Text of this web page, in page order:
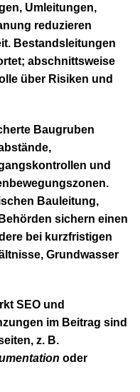
Umleitungen,
reduzieren
Bestandsleitungen
abschnittsweise
über Risiken und
Baugruben
und
Bauleitung,
sichern einen
bei kurzfristigen
Grundwasser
SEO und
im Beitrag sind
z. B.
oder